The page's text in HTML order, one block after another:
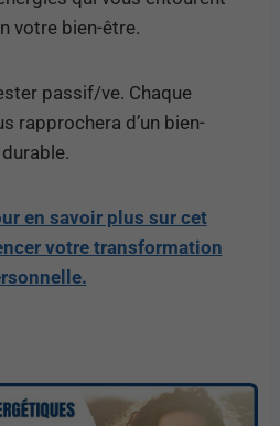
votre bien-être.
passif/ve. Chaque
rapprochera d’un bien-
en savoir plus sur cet
votre transformation